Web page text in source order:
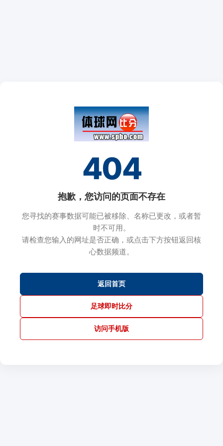
404
抱歉，您访问的页面不存在
您寻找的赛事数据可能已被移除、名称已更改，或者暂
时不可用。
请检查您输入的网址是否正确，或点击下方按钮返回核
心数据频道。
返回首页
足球即时比分
访问手机版